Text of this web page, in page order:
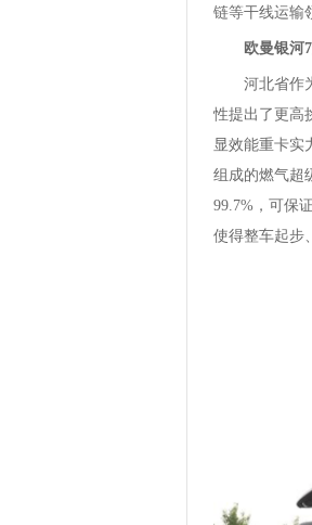
链等干线运输
欧曼银河
河北省作
性提出了更高
显效能重卡实
组成的燃气超
99.7%，可保
使得整车起步